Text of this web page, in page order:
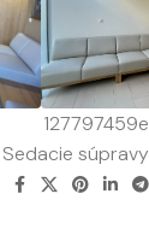
127797459e
Sedacie súpravy